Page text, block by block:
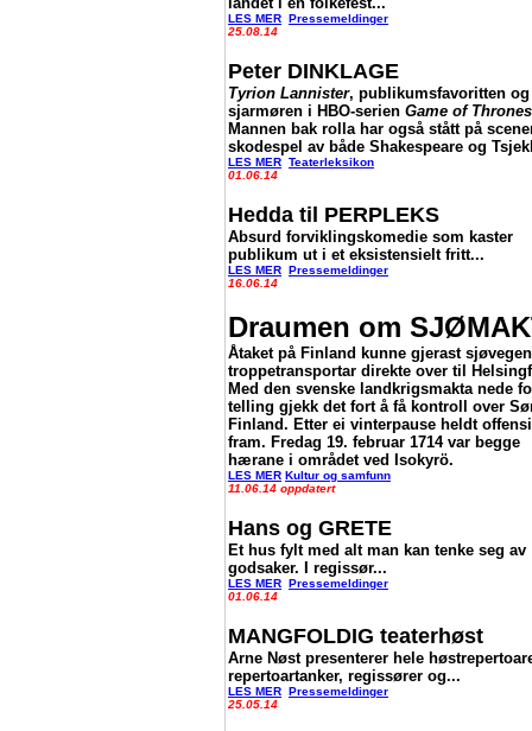
LES MER Pressemeldinger
25.08.14
Peter DINKLAGE
Tyrion Lannister, publikumsfavoritten og
sjarmøren i HBO-serien Game of Thrones
Mannen bak rolla har også stått på
skodespel av både Shakespeare og
LES MER Teaterleksikon
01.06.14
Hedda til PERPLEKS
Absurd forviklingskomedie som kaster
publikum ut i et eksistensielt fritt...
LES MER Pressemeldinger
16.06.14
Draumen om
Åtaket på Finland kunne gjerast
troppetransportar direkte over til
Med den svenske landkrigsmakta nede
telling gjekk det fort å få kontroll over
Finland. Etter ei vinterpause heldt
fram. Fredag 19. februar 1714 var begge
hærane i området ved Isokyrö.
LES MER Kultur og samfunn
11.06.14 oppdatert
Hans og GRETE
Et hus fylt med alt man kan tenke seg av
godsaker. I regissør...
LES MER Pressemeldinger
01.06.14
MANGFOLDIG teaterhøst
Arne Nøst presenterer hele
repertoartanker, regissører og...
LES MER Pressemeldinger
25.05.14